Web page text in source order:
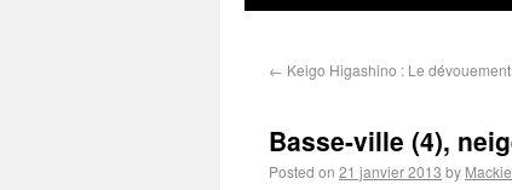
← Keigo Higashino : Le
Basse-ville (4),
Posted on 21 janvier 2013 by Mackie